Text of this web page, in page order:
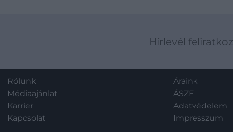
Hírlevél
Rólunk
Médiaajánlat
Karrier
Kapcsolat
Áraink
ÁSZF
Adatvédelem
Impresszum